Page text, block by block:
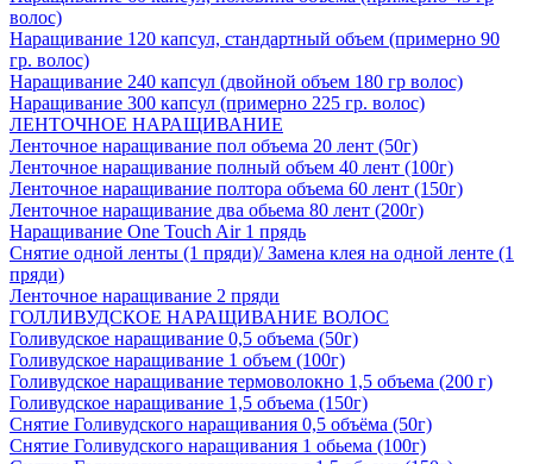
волос)
Наращивание 120 капсул, стандартный объем (примерно 90
гр. волос)
Наращивание 240 капсул (двойной объем 180 гр волос)
Наращивание 300 капсул (примерно 225 гр. волос)
ЛЕНТОЧНОЕ НАРАЩИВАНИЕ
Ленточное наращивание пол объема 20 лент (50г)
Ленточное наращивание полный объем 40 лент (100г)
Ленточное наращивание полтора объема 60 лент (150г)
Ленточное наращивание два обьема 80 лент (200г)
Наращивание One Touch Air 1 прядь
Снятие одной ленты (1 пряди)/ Замена клея на одной ленте (1
пряди)
Ленточное наращивание 2 пряди
ГОЛЛИВУДСКОЕ НАРАЩИВАНИЕ ВОЛОС
Голивудское наращивание 0,5 объема (50г)
Голивудское наращивание 1 объем (100г)
Голивудское наращивание термоволокно 1,5 объема (200 г)
Голивудское наращивание 1,5 объема (150г)
Снятие Голивудского наращивания 0,5 объёма (50г)
Снятие Голивудского наращивания 1 обьема (100г)